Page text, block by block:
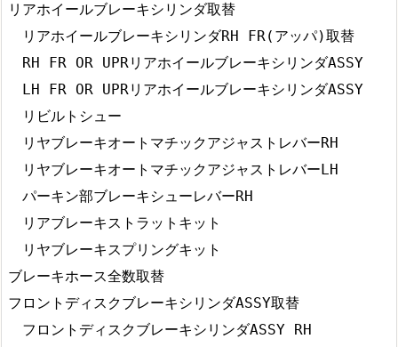
リアホイールブレーキシリンダ取替
リアホイールブレーキシリンダRH FR(アッパ)取替
RH FR OR UPRリアホイールブレーキシリンダASSY
LH FR OR UPRリアホイールブレーキシリンダASSY
リビルトシュー
リヤブレーキオートマチックアジャストレバーRH
リヤブレーキオートマチックアジャストレバーLH
パーキン部ブレーキシューレバーRH
リアブレーキストラットキット
リヤブレーキスプリングキット
ブレーキホース全数取替
フロントディスクブレーキシリンダASSY取替
フロントディスクブレーキシリンダASSY RH